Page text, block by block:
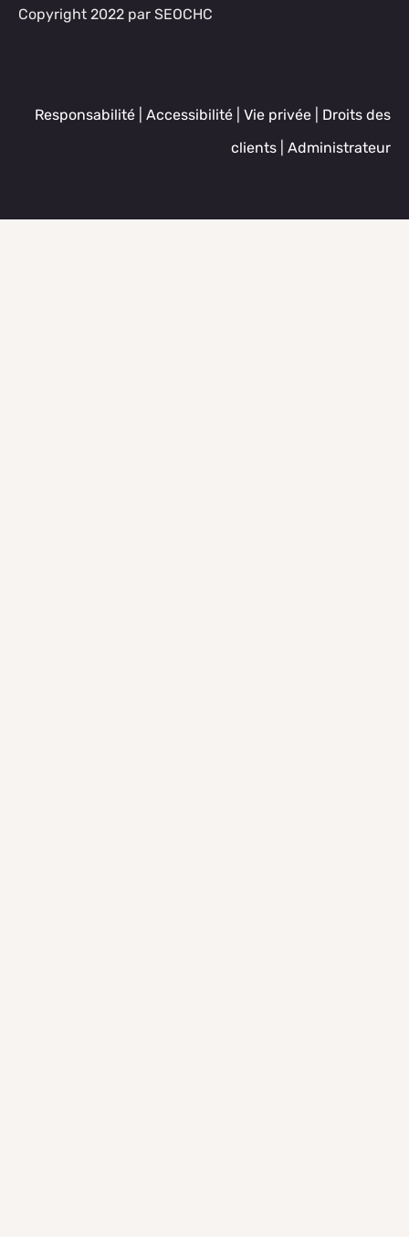
Copyright 2022 par SEOCHC
Responsabilité Accessibilité Vie privée
Droits des
clients
Administrateur